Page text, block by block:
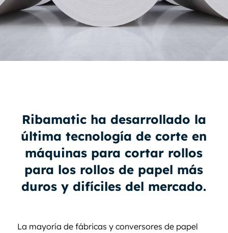
Ribamatic ha desarrollado la
última tecnología de corte en
máquinas para cortar rollos
para los rollos de papel más
duros y difíciles del mercado.
La mayoría de fábricas y conversores de papel